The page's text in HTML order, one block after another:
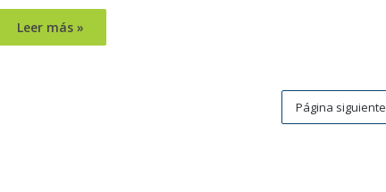
Leer más »
Página siguiente